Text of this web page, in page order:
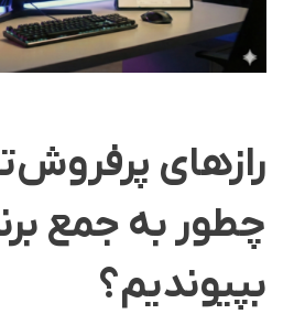
رازهای
چطور به جمع
بپیوندیم؟